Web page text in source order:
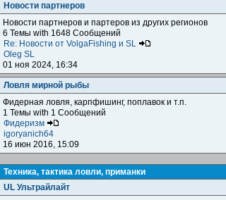
Новости партнеров
Новости партнеров и партеров из других регионов
6 Темы with 1648 Сообщений
Re: Новости от VolgaFishing и SL
Oleg SL
01 ноя 2024, 16:34
Ловля мирной рыбы
Фидерная ловля, карпфишинг, поплавок и т.п.
1 Темы with 1 Сообщений
Фидеризм
igoryanich64
16 июн 2016, 15:09
Техника, тактика ловли, приманки
UL Ультрайлайт